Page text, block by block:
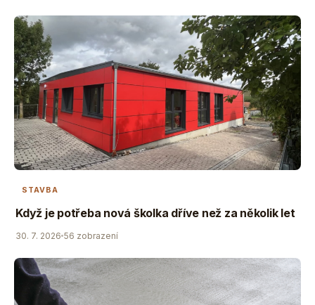
STAVBA
Když je potřeba nová školka dříve než za několik let
30. 7. 2026 56 zobrazení